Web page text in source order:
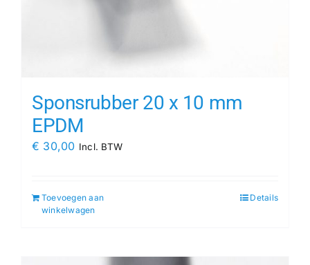
Sponsrubber 20 x 10 mm
EPDM
€ 30,00 Incl. BTW
Toevoegen aan
winkelwagen
Details